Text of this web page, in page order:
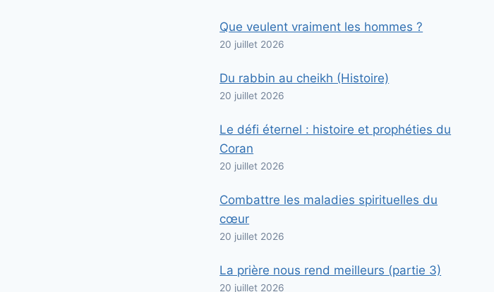
Que veulent vraiment les hommes ?
20 juillet 2026
Du rabbin au cheikh (Histoire)
20 juillet 2026
Le défi éternel : histoire et prophéties du
Coran
20 juillet 2026
Combattre les maladies spirituelles du
cœur
20 juillet 2026
La prière nous rend meilleurs (partie 3)
20 juillet 2026